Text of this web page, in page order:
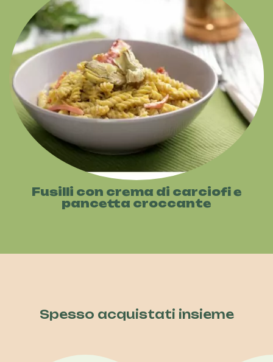
Fusilli con crema di carciofi e
pancetta croccante
Spesso acquistati insieme